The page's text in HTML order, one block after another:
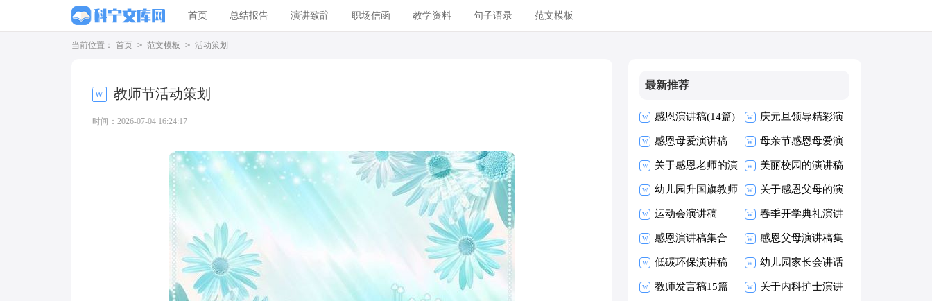
首页 总结报告 演讲致辞 职场信函 教学资料 句子语录 范文模板
当前位置： 首页 > 范文模板 > 活动策划
教师节活动策划
时间：2026-07-04 16:24:17
最新推荐
感恩演讲稿(14篇) 庆元旦领导精彩演
讲稿
感恩母爱演讲稿 母亲节感恩母爱演
讲稿
关于感恩老师的演
讲稿
美丽校园的演讲稿
幼儿园升国旗教师
演讲
关于感恩父母的演
讲稿
运动会演讲稿 春季开学典礼演讲
稿
感恩演讲稿集合
15篇
感恩父母演讲稿集
合15篇
低碳环保演讲稿 幼儿园家长会讲话
稿15篇
教师发言稿15篇 关于内科护士演讲